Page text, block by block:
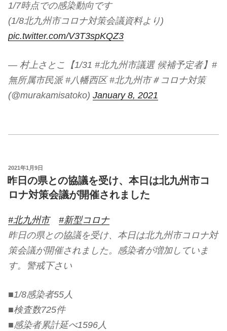
1/7時点での感染動向です
(1/8北九州市コロナ対策会議資料より)
pic.twitter.com/V3T3spKQZ3
— 村上さとこ【1/31 #北九州市議選 候補予定者】#
無所属市民派 #八幡西区 #北九州市＃コロナ対策
(@murakamisatoko) January 8, 2021
投
稿
日:
2021年1月9日
昨日の県との協議を受け、本日は北九州市コ
ロナ対策会議が開催されました
#北九州市
#新型コロナ
昨日の県との協議を受け、本日は北九州市コロナ対
策会議が開催されました。感染者が増加していま
す。警戒下さい
■1/8感染者55人
■検査数725件
■感染者累計延べ1596人